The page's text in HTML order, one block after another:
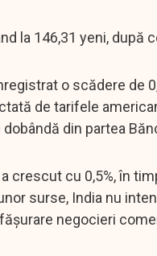
la 146,31 yeni, după
o scădere de
de tarifele
din partea
crescut cu 0,5%, în
surse, India nu
negocieri